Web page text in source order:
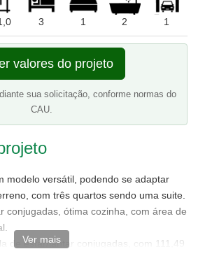
3 1 2 1
valores do projeto
sua solicitação, conforme normas do
CAU.
modelo versátil, podendo se adaptar
com três quartos sendo uma suite.
conjugadas, ótima cozinha, com área de
de estar/jantar conjugadas, com 111,49
Ver mais